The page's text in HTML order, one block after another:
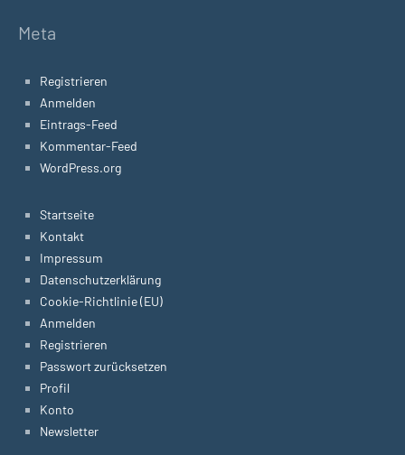
Meta
Registrieren
Anmelden
Eintrags-Feed
Kommentar-Feed
WordPress.org
Startseite
Kontakt
Impressum
Datenschutzerklärung
Cookie-Richtlinie (EU)
Anmelden
Registrieren
Passwort zurücksetzen
Profil
Konto
Newsletter